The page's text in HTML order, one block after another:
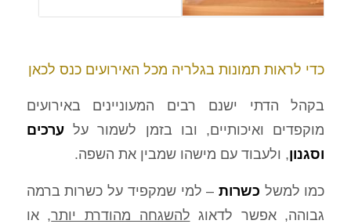
כדי לראות תמונות בגלריה מכל האירועים כנס לכאן
בקהל הדתי ישנם רבים המעוניינים באירועים
מוקפדים ואיכותיים, ובו בזמן לשמור עלערכים
וסגנון, ולעבוד עם מישהו שמבין את השפה.
כמו למשל כשרות – למי שמקפיד על כשרות ברמה
גבוהה, אפשר לדאוג להשגחה מהודרת יותר, או